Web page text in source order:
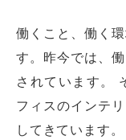
働くこと、働く
す。昨今では、
されています。
フィスのインテ
してきています。